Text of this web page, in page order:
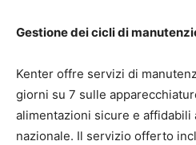
Gestione dei cicli di
Kenter offre servizi di
giorni su 7 sulle
alimentazioni sicure e affidabili
nazionale. Il servizio offerto